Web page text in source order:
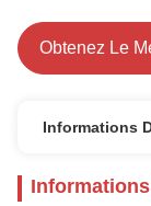
Obtenez Le
Informations